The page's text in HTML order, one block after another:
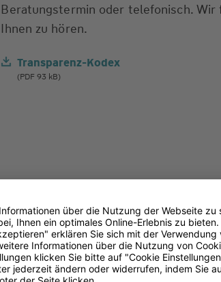
Beratungstermin oder telefonisch. Wir
Ihnen zu hören.
Transparenz-Kodex
(PDF 93 kB)